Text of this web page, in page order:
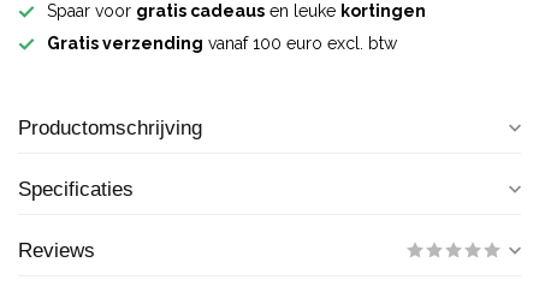
Spaar voor gratis cadeaus en leuke kortingen
Gratis verzending vanaf 100 euro excl. btw
Productomschrijving
Specificaties
Reviews